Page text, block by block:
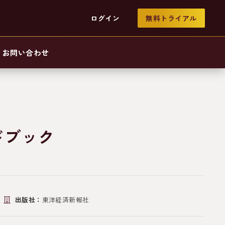
ログイン 無料トライアル
お問い合わせ
ック
出版社： 東洋経済新報社